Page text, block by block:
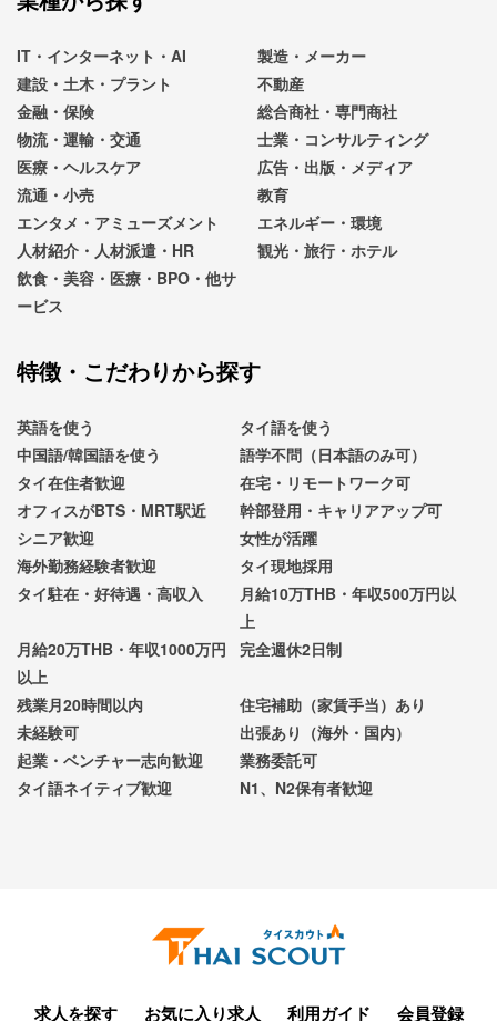
IT・インターネット・AI
製造・メーカー
建設・土木・プラント
不動産
金融・保険
総合商社・専門商社
物流・運輸・交通
士業・コンサルティング
医療・ヘルスケア
広告・出版・メディア
流通・小売
教育
エンタメ・アミューズメント
エネルギー・環境
人材紹介・人材派遣・HR
観光・旅行・ホテル
飲食・美容・医療・BPO・他サ
ービス
特徴・こだわりから探す
英語を使う
タイ語を使う
中国語/韓国語を使う
語学不問（日本語のみ可）
タイ在住者歓迎
在宅・リモートワーク可
オフィスがBTS・MRT駅近
幹部登用・キャリアアップ可
シニア歓迎
女性が活躍
海外勤務経験者歓迎
タイ現地採用
タイ駐在・好待遇・高収入
月給10万THB・年収500万円以
上
月給20万THB・年収1000万円
以上
完全週休2日制
残業月20時間以内
住宅補助（家賃手当）あり
未経験可
出張あり（海外・国内）
起業・ベンチャー志向歓迎
業務委託可
タイ語ネイティブ歓迎
N1、N2保有者歓迎
求人を探す お気に入り求人 利用ガイド 会員登録